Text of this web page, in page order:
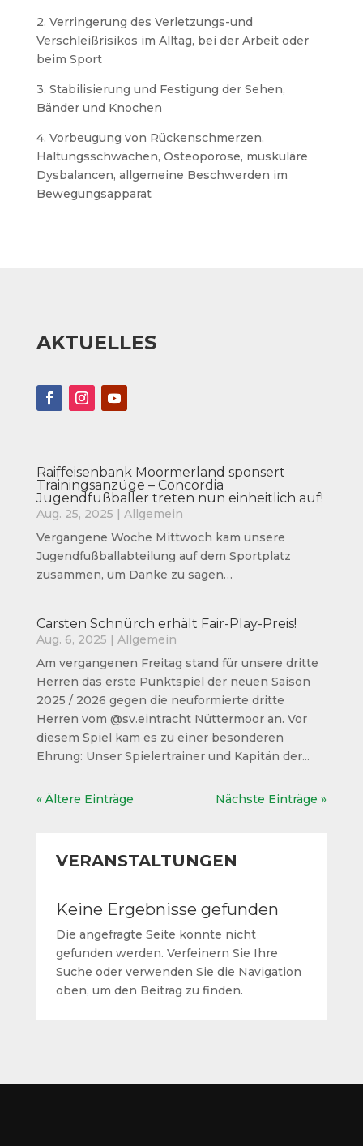
2. Verringerung des Verletzungs-und
Verschleißrisikos im Alltag, bei der Arbeit oder
beim Sport
3. Stabilisierung und Festigung der Sehen,
Bänder und Knochen
4. Vorbeugung von Rückenschmerzen,
Haltungsschwächen, Osteoporose, muskuläre
Dysbalancen, allgemeine Beschwerden im
Bewegungsapparat
AKTUELLES
Raiffeisenbank Moormerland sponsert
Trainingsanzüge – Concordia
Jugendfußballer treten nun einheitlich auf!
Aug. 25, 2025 | Allgemein
Vergangene Woche Mittwoch kam unsere
Jugendfußballabteilung auf dem Sportplatz
zusammen, um Danke zu sagen…
Carsten Schnürch erhält Fair-Play-Preis!
Aug. 6, 2025 | Allgemein
Am vergangenen Freitag stand für unsere dritte
Herren das erste Punktspiel der neuen Saison
2025 / 2026 gegen die neuformierte dritte
Herren vom @sv.eintracht Nüttermoor an. Vor
diesem Spiel kam es zu einer besonderen
Ehrung: Unser Spielertrainer und Kapitän der...
« Ältere Einträge Nächste Einträge »
VERANSTALTUNGEN
Keine Ergebnisse gefunden
Die angefragte Seite konnte nicht
gefunden werden. Verfeinern Sie Ihre
Suche oder verwenden Sie die Navigation
oben, um den Beitrag zu finden.